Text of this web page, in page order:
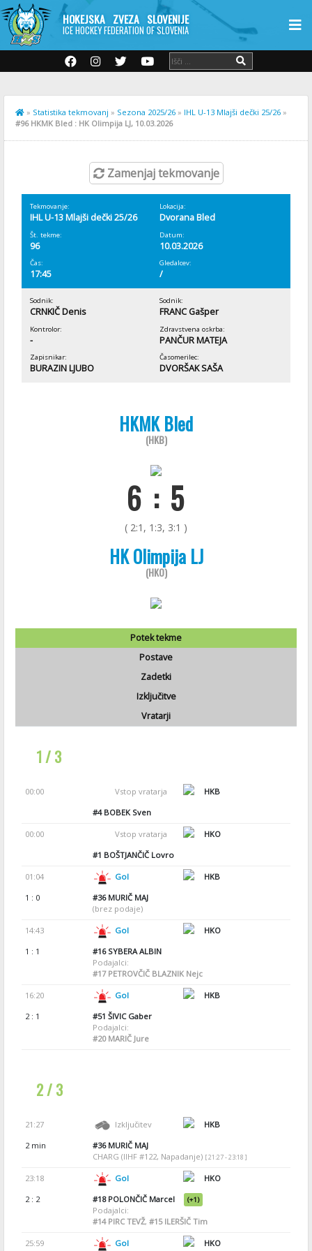
HOKEJSKA ZVEZA SLOVENIJE
ICE HOCKEY FEDERATION OF SLOVENIA
» Statistika tekmovanj » Sezona 2025/26 » IHL U-13 Mlajši dečki 25/26 »
#96 HKMK Bled : HK Olimpija LJ, 10.03.2026
Zamenjaj tekmovanje
Tekmovanje:
IHL U-13 Mlajši dečki 25/26
Lokacija:
Dvorana Bled
Št. tekme:
96
Datum:
10.03.2026
Čas:
17:45
Gledalcev:
/
Sodnik:
CRNKIČ Denis
Sodnik:
FRANC Gašper
Kontrolor:
-
Zdravstvena oskrba:
PANČUR MATEJA
Zapisnikar:
BURAZIN LJUBO
Časomerilec:
DVORŠAK SAŠA
HKMK Bled
(HKB)
6 : 5
( 2:1, 1:3, 3:1 )
HK Olimpija LJ
(HKO)
Potek tekme
Postave
Zadetki
Izključitve
Vratarji
1 / 3
00:00 Vstop vratarja
HKB
#4BOBEK Sven
00:00 Vstop vratarja
HKO
#1 BOŠTJANČIČ Lovro
01:04 Gol
HKB
1 : 0
#36MURIČ MAJ
(brez podaje)
14:43 Gol
HKO
1 : 1
#16SYBERA ALBIN
Podajalci:
#17PETROVČIČ BLAZNIK Nejc
16:20 Gol
HKB
2 : 1
#51 ŠIVIC Gaber
Podajalci:
#20MARIČ Jure
2 / 3
21:27 Izključitev
HKB
2 min
#36MURIČ MAJ
CHARG (IIHF #122, Napadanje) [ 21:27 - 23:18 ]
23:18 Gol
HKO
2 : 2
#18POLONČIČ Marcel (+1)
Podajalci:
#14PIRC TEVŽ, #15ILERŠIČ Tim
25:59 Gol HKO